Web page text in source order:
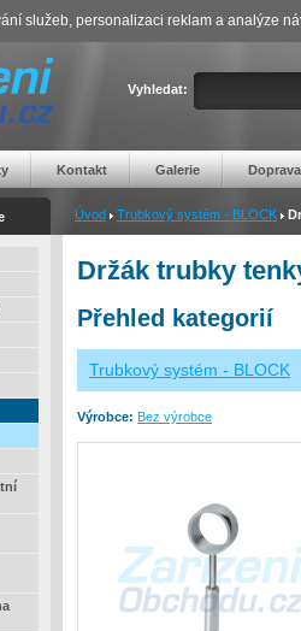
Vyhledat:
Kontakt Galerie Doprava
Úvod Trubkový systém - BLOCK
Držák trubky
Přehled kategorií
Trubkový systém - BLOCK
Výrobce: Bez výrobce
služeb, personalizaci reklam a analýze